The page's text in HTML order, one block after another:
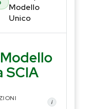
Modello
Unico
SCIA
i